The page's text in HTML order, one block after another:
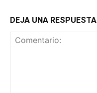
DEJA UNA RESPUESTA